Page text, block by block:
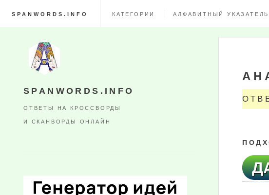
SPANWORDS.INFO КАТЕГОРИИ АЛФАВИТНЫЙ УКАЗАТЕЛЬ
SPANWORDS.INFO
ОТВЕТЫ НА КРОССВОРДЫ
И СКАНВОРДЫ ОНЛАЙН